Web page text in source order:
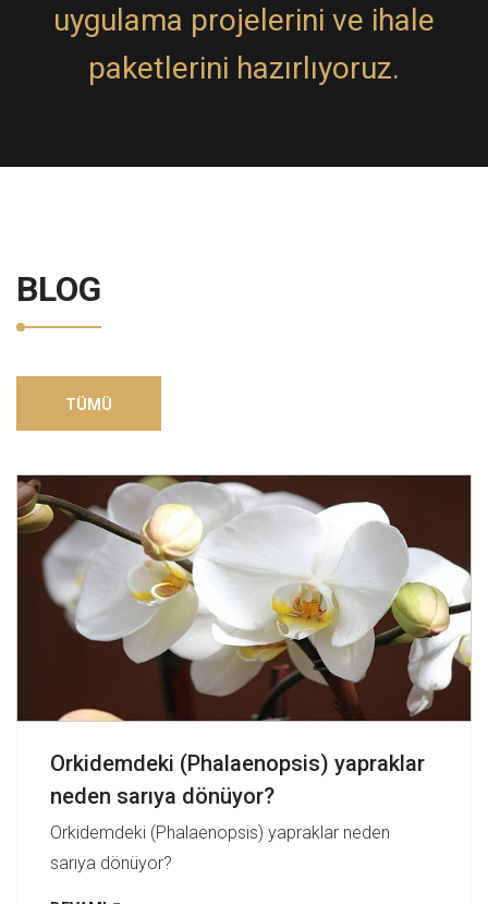
uygulama projelerini ve ihale
paketlerini hazırlıyoruz.
BLOG
TÜMÜ
Orkidemdeki (Phalaenopsis) yapraklar
neden sarıya dönüyor?
Orkidemdeki (Phalaenopsis) yapraklar neden
sarıya dönüyor?